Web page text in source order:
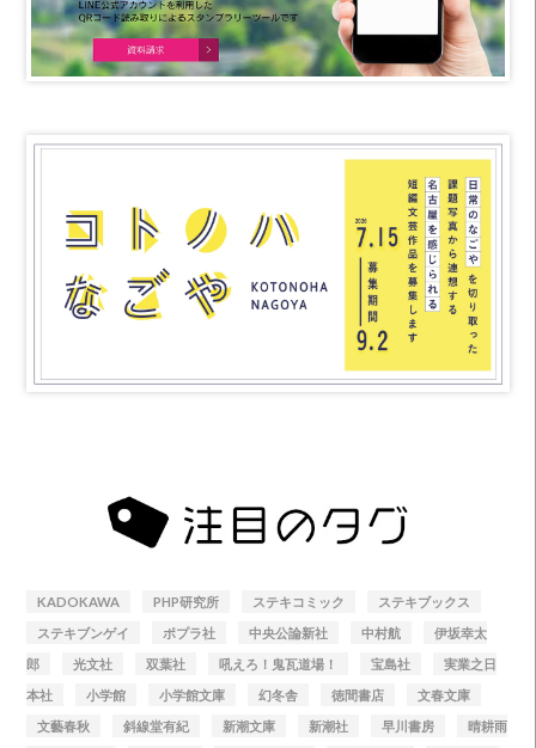
KADOKAWA PHP研究所 ステキコミック
ステキブックス
ステキブンゲイ
ポプラ社 中央公論新社 中村航
伊坂幸太
郎
光文社 双葉社 吼えろ！鬼瓦道場！ 宝島社
実業之日
本社
小学館 小学館文庫 幻冬舎 徳間書店
文春文庫
文藝春秋
斜線堂有紀 新潮文庫 新潮社 早川書房
晴耕雨